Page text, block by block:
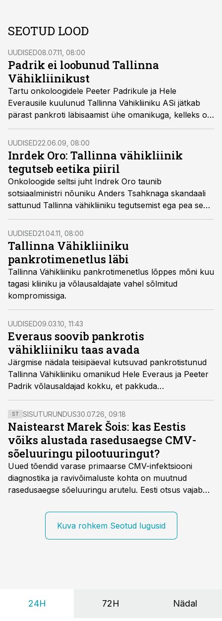
SEOTUD LOOD
UUDISED08.07.11, 08:00
Padrik ei loobunud Tallinna
Vähikliinikust
Tartu onkoloogidele Peeter Padrikule ja Hele
Everausile kuulunud Tallinna Vähikliiniku ASi jätkab
pärast pankroti läbisaamist ühe omanikuga, kelleks on
Peeter Padrik.
UUDISED22.06.09, 08:00
Inrdek Oro: Tallinna vähikliinik
tegutseb eetika piiril
Onkoloogide seltsi juht Indrek Oro taunib
sotsiaalministri nõuniku Anders Tsahknaga skandaali
sattunud Tallinna vähikliiniku tegutsemist ega pea seda
eetiliseks, kirjutab Postimees.
UUDISED21.04.11, 08:00
Tallinna Vähikliiniku
pankrotimenetlus läbi
Tallinna Vähikliiniku pankrotimenetlus lõppes mõni kuu
tagasi kliiniku ja võlausaldajate vahel sõlmitud
kompromissiga.
UUDISED09.03.10, 11:43
Everaus soovib pankrotis
vähikliiniku taas avada
Järgmise nädala teisipäeval kutsuvad pankrotistunud
Tallinna Vähikliiniku omanikud Hele Everaus ja Peeter
Padrik võlausaldajad kokku, et pakkuda
kompromissina vähikliiniku taasavamist.
ST SISUTURUNDUS30.07.26, 09:18
Naistearst Marek Šois: kas Eestis
võiks alustada rasedusaegse CMV-
sõeluuringu pilootuuringut?
Uued tõendid varase primaarse CMV-infektsiooni
diagnostika ja ravivõimaluste kohta on muutnud
rasedusaegse sõeluuringu arutelu. Eesti otsus vajab
rasedusaegse ja vastsündinute sõeluuringu võrdlust,
kirjutab naistearst dr Marek Šois, kes on
spetsialiseerunud lootemeditsiinile.
Kuva rohkem Seotud lugusid
24H 72H Nädal